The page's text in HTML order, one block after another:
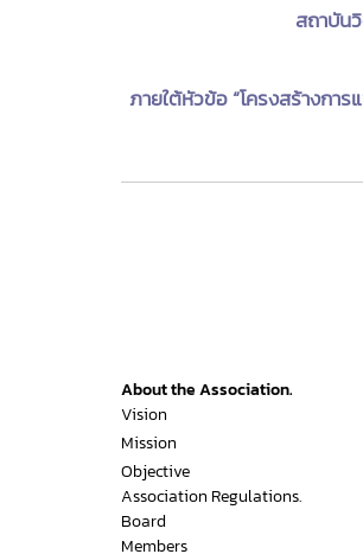
สถาบัน
ภายใต้หัวข้อ “โครงสร้างกา
About the Association.
Vision
Mission
Objective
Association Regulations.
Board
Members